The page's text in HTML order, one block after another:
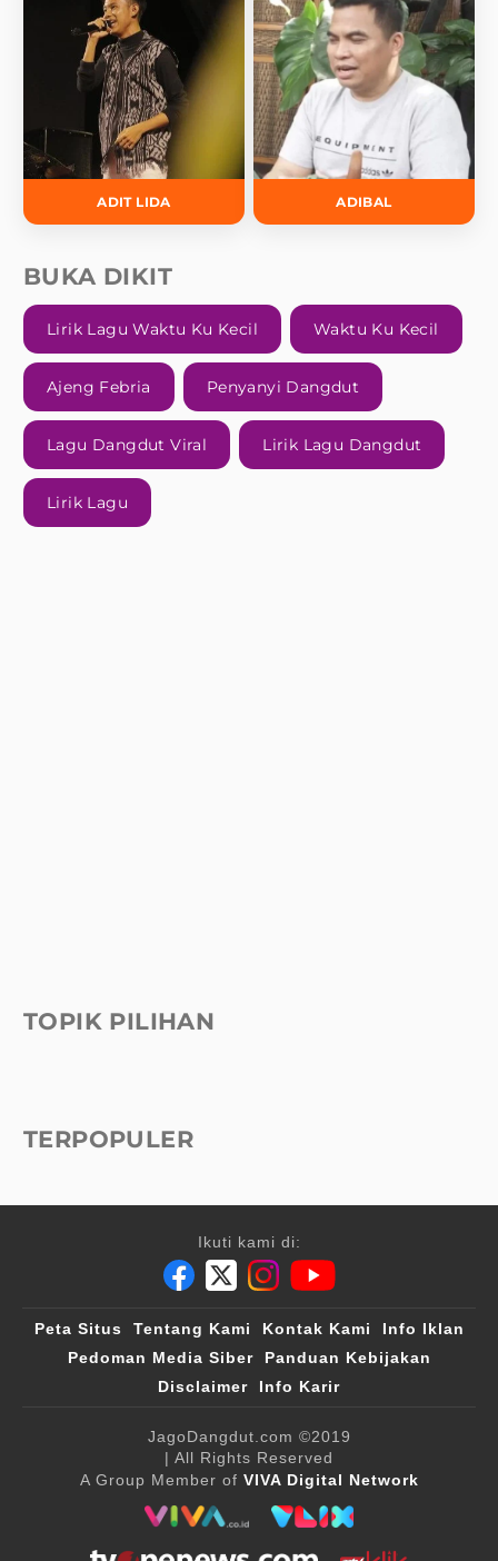
ADIT LIDA ADIBAL
BUKA DIKIT
Lirik Lagu Waktu Ku Kecil Waktu Ku Kecil
Ajeng Febria Penyanyi Dangdut
Lagu Dangdut Viral Lirik Lagu Dangdut
Lirik Lagu
TOPIK PILIHAN
TERPOPULER
Ikuti kami di:
Peta Situs Tentang Kami Kontak Kami
Info Iklan
Pedoman Media Siber
Panduan Kebijakan
Disclaimer
Info Karir
JagoDangdut.com ©2019
| All Rights Reserved
A Group Member of VIVA Digital Network